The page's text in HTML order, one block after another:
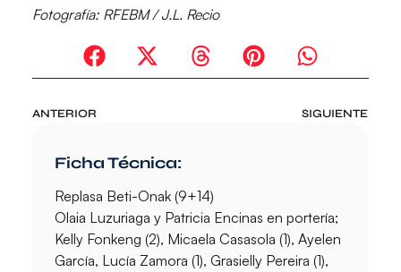
Fotografía: RFEBM / J.L. Recio
ANTERIOR SIGUIENTE
Ficha Técnica:
Replasa Beti-Onak (9+14)
Olaia Luzuriaga y Patricia Encinas en portería;
Kelly Fonkeng (2), Micaela Casasola (1), Ayelen
García, Lucía Zamora (1), Grasielly Pereira (1),